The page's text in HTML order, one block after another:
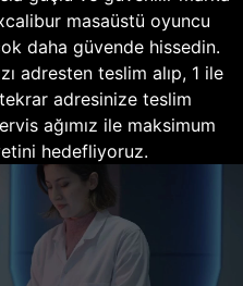
masaüstü oyuncu
daha güvende hissedin.
adresten teslim alıp, 1 ile
adresinize teslim
ağımız ile maksimum
hedefliyoruz.